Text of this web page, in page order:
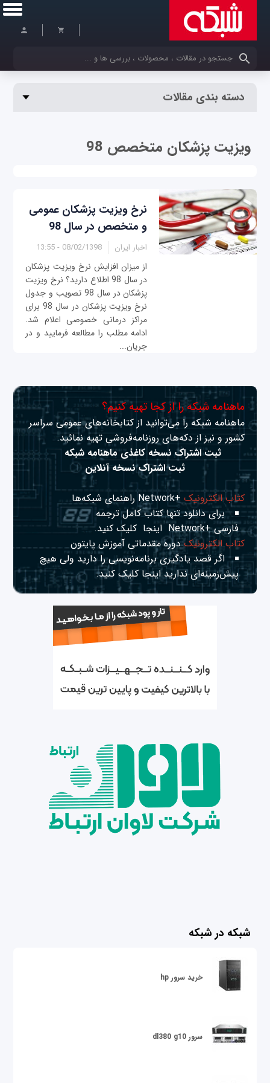
کلمات کلیدی خود را وارد کنید
دسته بندی مقالات
ویزیت پزشکان متخصص 98
نرخ ویزیت پزشکان عمومی
و متخصص در سال 98
اخبار ایران 08/02/1398 - 13:55
از میزان افزایش نرخ ویزیت پزشکان
در سال 98 اطلاع دارید؟ نرخ ویزیت
پزشکان در سال 98 تصویب و جدول
نرخ ویزیت پزشکان در سال 98 برای
مراکز درمانی خصوصی اعلام شد.
ادامه مطلب را مطالعه فرمایید و در
جریان...
ماهنامه شبکه را از کجا تهیه کنیم؟
ماهنامه شبکه را می‌توانید از کتابخانه‌های عمومی سراسر
کشور و نیز از دکه‌های روزنامه‌فروشی تهیه نمائید.
ثبت اشتراک نسخه کاغذی ماهنامه شبکه
ثبت اشتراک نسخه آنلاین
کتاب الکترونیک+Network راهنمای شبکه‌ها
برای دانلود تنها کتاب کامل ترجمه
فارسی +Network
اینجا کلیک کنید.
کتاب الکترونیکدوره مقدماتی آموزش پایتون
اگر قصد یادگیری برنامه‌نویسی را دارید ولی هیچ
پیش‌زمینه‌ای نداریداینجا کلیک کنید.
شبکه در شبکه
خرید سرور hp
سرور dl380 g10